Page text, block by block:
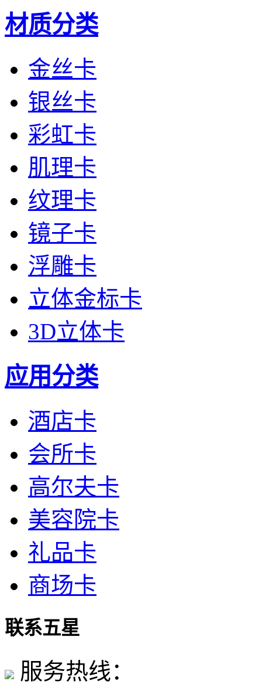
材质分类
金丝卡
银丝卡
彩虹卡
肌理卡
纹理卡
镜子卡
浮雕卡
立体金标卡
3D立体卡
应用分类
酒店卡
会所卡
高尔夫卡
美容院卡
礼品卡
商场卡
联系五星
服务热线：